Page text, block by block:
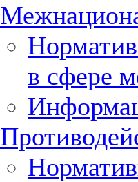
в сфере